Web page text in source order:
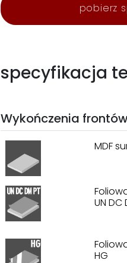
pobierz
specyfikacja
Wykończenia
MDF
UN DC
HG